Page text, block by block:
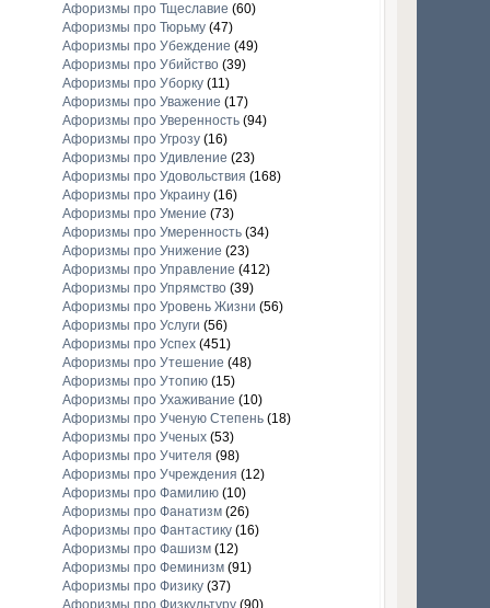
Афоризмы про Тщеславие (60)
Афоризмы про Тюрьму(47)
Афоризмы про Убеждение (49)
Афоризмы про Убийство(39)
Афоризмы про Уборку(11)
Афоризмы про Уважение (17)
Афоризмы про Уверенность(94)
Афоризмы про Угрозу(16)
Афоризмы про Удивление (23)
Афоризмы про Удовольствия (168)
Афоризмы про Украину(16)
Афоризмы про Умение (73)
Афоризмы про Умеренность(34)
Афоризмы про Унижение (23)
Афоризмы про Управление (412)
Афоризмы про Упрямство(39)
Афоризмы про Уровень Жизни (56)
Афоризмы про Услуги (56)
Афоризмы про Успех(451)
Афоризмы про Утешение (48)
Афоризмы про Утопию(15)
Афоризмы про Ухаживание (10)
Афоризмы про Ученую Степень(18)
Афоризмы про Ученых(53)
Афоризмы про Учителя (98)
Афоризмы про Учреждения (12)
Афоризмы про Фамилию(10)
Афоризмы про Фанатизм(26)
Афоризмы про Фантастику(16)
Афоризмы про Фашизм(12)
Афоризмы про Феминизм(91)
Афоризмы про Физику(37)